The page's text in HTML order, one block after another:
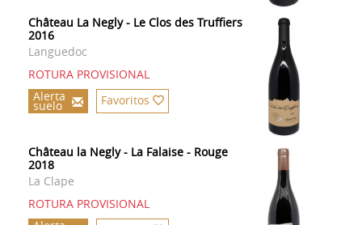
Château La Negly - Le Clos des Truffiers
2016
Languedoc
ROTURA PROVISIONAL
Alerta
suelo Favoritos
Château la Negly - La Falaise - Rouge
2018
La Clape
ROTURA PROVISIONAL